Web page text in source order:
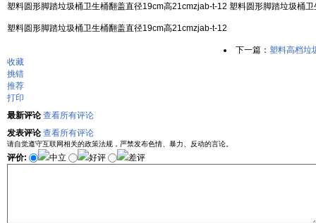
塑料圆形脚踏垃圾桶卫生桶翻盖直径19cm高21cmzjab-t-12 塑料圆形脚踏垃圾桶
塑料圆形脚踏垃圾桶卫生桶翻盖直径19cm高21cmzjab-t-12
下一篇： 塑料高档垃
收藏
挑错
推荐
打印
最新评论 查看所有评论
发表评论 查看所有评论
请自觉遵守互联网相关的政策法规，严禁发布色情、暴力、反动的言论。
评价: 中立 好评 差评